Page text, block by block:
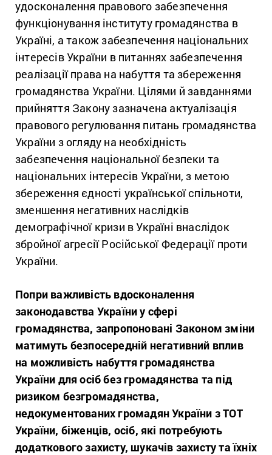
удосконалення правового забезпечення
функціонування інституту громадянства в
Україні, а також забезпечення національних
інтересів України в питаннях забезпечення
реалізації права на набуття та збереження
громадянства України. Цілями й завданнями
прийняття Закону зазначена актуалізація
правового регулювання питань громадянства
України з огляду на необхідність
забезпечення національної безпеки та
національних інтересів України, з метою
збереження єдності української спільноти,
зменшення негативних наслідків
демографічної кризи в Україні внаслідок
збройної агресії Російської Федерації проти
України.
Попри важливість вдосконалення
законодавства України у сфері
громадянства, запропоновані Законом зміни
матимуть безпосередній негативний вплив
на можливість набуття громадянства
України для осіб без громадянства та під
ризиком безгромадянства,
недокументованих громадян України з ТОТ
України, біженців, осіб, які потребують
додаткового захисту, шукачів захисту та їхніх